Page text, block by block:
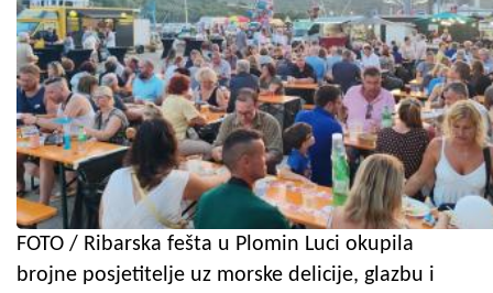
FOTO / Ribarska fešta u Plomin Luci okupila
brojne posjetitelje uz morske delicije, glazbu i